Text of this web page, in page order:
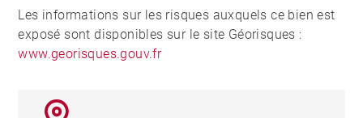
Les informations sur les risques auxquels ce bien est
exposé sont disponibles sur le site Géorisques :
www.georisques.gouv.fr